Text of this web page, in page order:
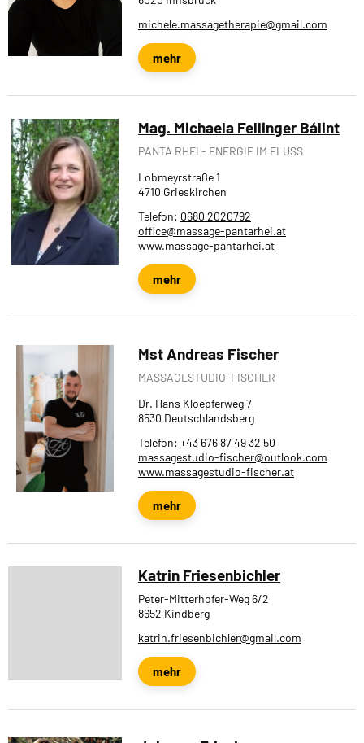
michele.massagetherapie@gmail.com
mehr
Mag. Michaela Fellinger Bálint
PANTA RHEI - ENERGIE IM FLUSS
Lobmeyrstraße 1
4710 Grieskirchen
Telefon: 0680 2020792
office@massage-pantarhei.at
www.massage-pantarhei.at
mehr
Mst Andreas Fischer
MASSAGESTUDIO-FISCHER
Dr. Hans Kloepferweg 7
8530 Deutschlandsberg
Telefon: +43 676 87 49 32 50
massagestudio-fischer@outlook.com
www.massagestudio-fischer.at
mehr
Katrin Friesenbichler
Peter-Mitterhofer-Weg 6/2
8652 Kindberg
katrin.friesenbichler@gmail.com
mehr